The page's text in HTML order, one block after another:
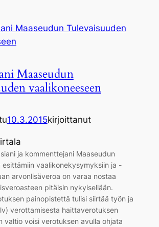
Maaseudun
vaalikoneeseen
10.3.2015kirjoittanut
ja kommenttejani Maaseudun
esittämiin vaalikonekysymyksiin ja -
arvonlisäveroa on varaa nostaa
pitäisin nykyisellään.
painopistettä tulisi siirtää työn ja
verottamisesta haittaverotuksen
valtio voisi verotuksen avulla ohjata